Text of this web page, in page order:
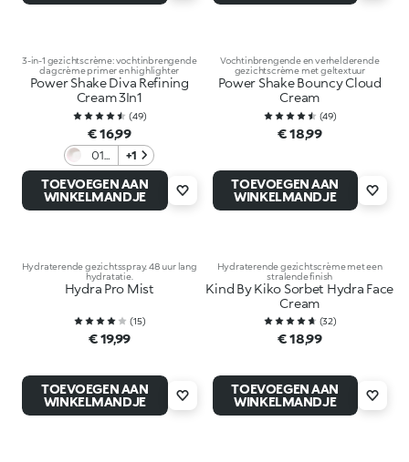
3-in-1 gezichtscrème: vochtinbrengende
dagcrème primer en highlighter
Power Shake Diva Refining
Cream 3In1
(49)
€ 16,99
01
Pink
Aura
+1
TOEVOEGEN AAN
WINKELMANDJE
Vochtinbrengende en verhelderende
gezichtscrème met geltextuur
Power Shake Bouncy Cloud
Cream
(49)
€ 18,99
TOEVOEGEN AAN
WINKELMANDJE
Hydraterende gezichtsspray. 48 uur lang
hydratatie.
Hydra Pro Mist
(15)
€ 19,99
TOEVOEGEN AAN
WINKELMANDJE
Hydraterende gezichtscrème met een
stralende finish
Kind By Kiko Sorbet Hydra Face
Cream
(32)
€ 18,99
TOEVOEGEN AAN
WINKELMANDJE